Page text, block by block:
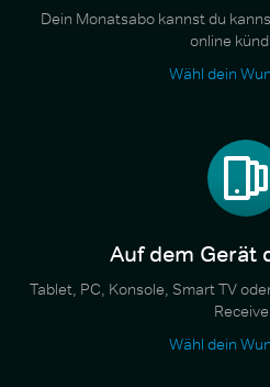
Dein Monatsabo kannst du
online
Wähl dein
Auf dem Gerät
Tablet, PC, Konsole, Smart TV
Wähl dein